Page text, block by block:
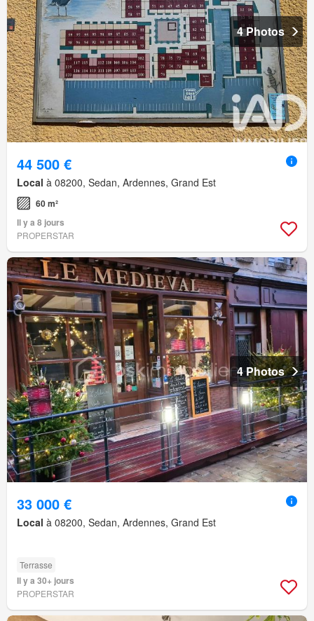
4 Photos
44 500 €
Local à 08200, Sedan, Ardennes, Grand Est
60 m²
Il y a 8 jours
PROPERSTAR
4 Photos
33 000 €
Local à 08200, Sedan, Ardennes, Grand Est
Terrasse
Il y a 30+ jours
PROPERSTAR